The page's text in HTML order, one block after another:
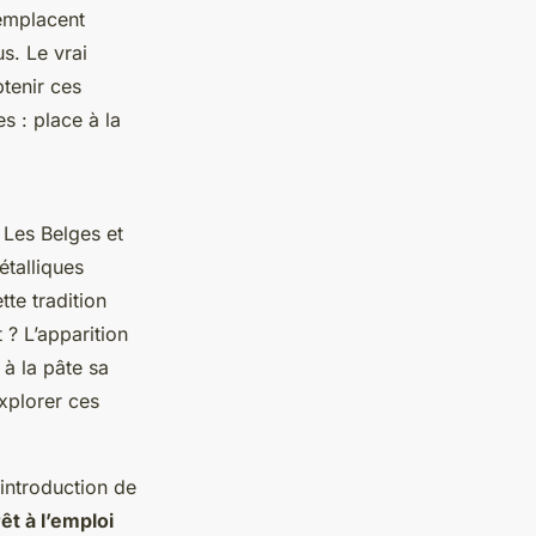
Le vrai
ces
: place à la
Belges et
tradition
L’apparition
la pâte sa
ces
de
à l’emploi